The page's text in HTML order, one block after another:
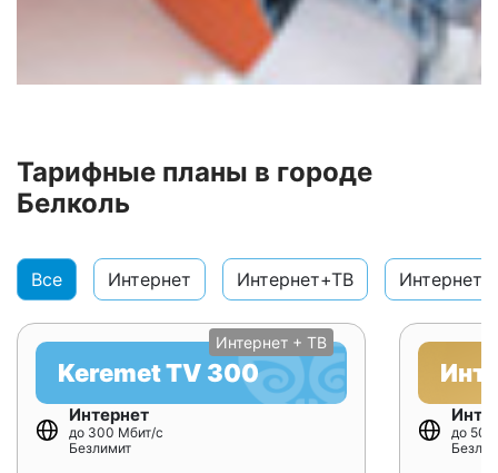
Тарифные планы в городе
Белколь
Все Интернет Интернет+ТВ
Интернет + ТВ
Keremet TV 300
Интернет
до 300 Мбит/с
Безлимит
до